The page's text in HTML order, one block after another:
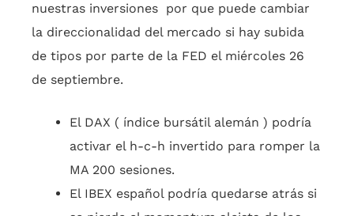
nuestras inversiones por que puede cambiar
la direccionalidad del mercado si hay subida
de tipos por parte de la FED el miércoles 26
de septiembre.
El DAX ( índice bursátil alemán ) podría
activar el h-c-h invertido para romper la
MA 200 sesiones.
El IBEX español podría quedarse atrás si